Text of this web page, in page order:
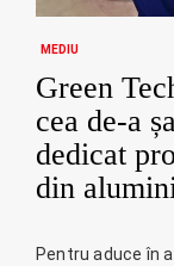
MEDIU
Green
cea de-a
dedicat
din
Pentru aduce în